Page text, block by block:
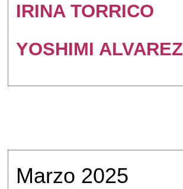
IRINA TORRICO
YOSHIMI ALVAREZ
Marzo 2025